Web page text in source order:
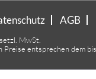
AGB
MwSt.
entsprechen dem